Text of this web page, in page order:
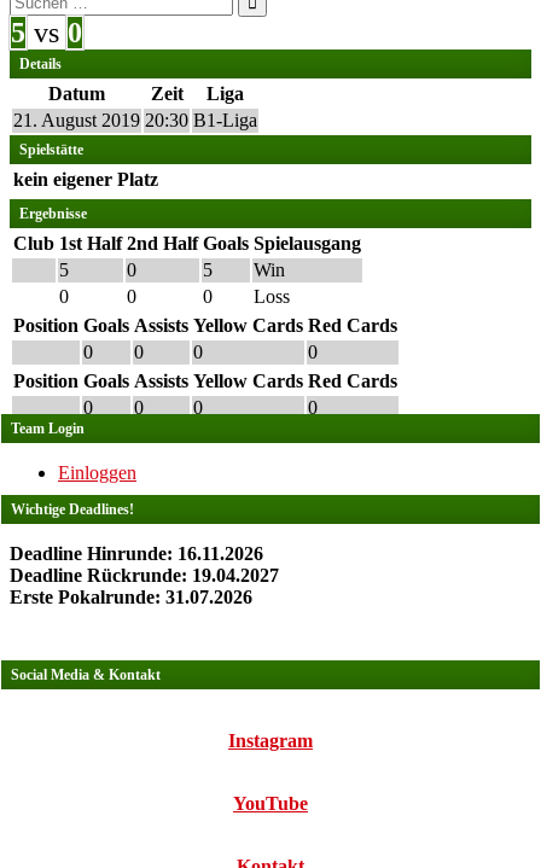
nach:
5 vs 0
Details
Datum Zeit
Liga
21. August 2019 20:30 B1-Liga
Spielstätte
kein eigener Platz
Ergebnisse
Club 1st Half 2nd Half Goals Spielausgang
5
0 5
Win
0
0 0
Loss
Position Goals Assists Yellow Cards Red Cards
0
0 0
0
Position Goals Assists Yellow Cards Red Cards
0
0 0 0
Team Login
Einloggen
Wichtige Deadlines!
Deadline Hinrunde: 16.11.2026
Deadline Rückrunde: 19.04.2027
Erste Pokalrunde: 31.07.2026
Social Media & Kontakt
Instagram
YouTube